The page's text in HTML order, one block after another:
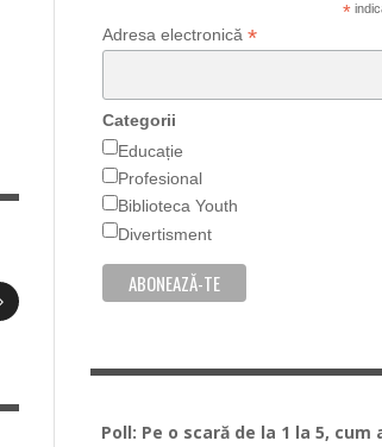
*
Adresa electronică *
Categorii
Educație
Profesional
Biblioteca Youth
Divertisment
Poll: Pe o scară de la 1 la 5, cum